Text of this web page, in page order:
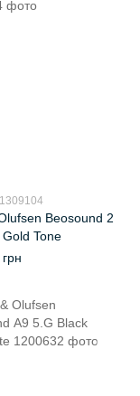
Beosound 2
Tone